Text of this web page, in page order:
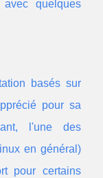
quelques
basés sur
pour sa
l'une des
en général)
pour certains